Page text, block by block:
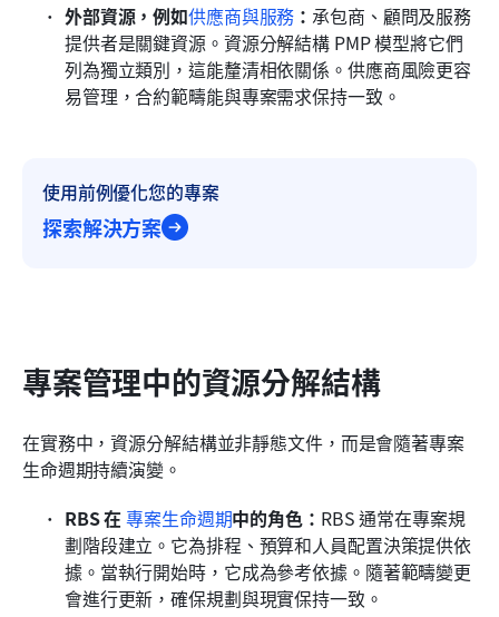
外部資源，例如供應商與服務 ： 承包商、顧問及服務
提供者是關鍵資源。資源分解結構 PMP 模型將它們
列為獨立類別，這能釐清相依關係。供應商風險更容
易管理，合約範疇能與專案需求保持一致。
使用前例優化您的專案
探索解決方案
專案管理中的資源分解結構
在實務中，資源分解結構並非靜態文件，而是會隨著專案
生命週期持續演變。
RBS 在 專案生命週期中的角色： RBS 通常在專案規
劃階段建立。它為排程、預算和人員配置決策提供依
據。當執行開始時，它成為參考依據。隨著範疇變更
會進行更新，確保規劃與現實保持一致。